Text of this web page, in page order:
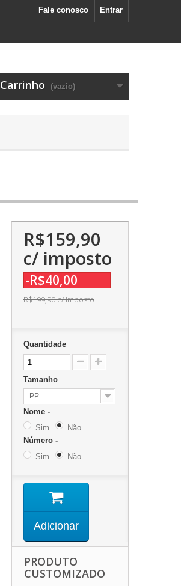
Entrar
Fale conosco
Carrinho (vazio)
R$159,90
c/ imposto
-R$40,00
R$199,90c/ imposto
Quantidade
Tamanho
PP
Nome -
Sim
Não
Número -
Sim
Não
Adicionar
PRODUTO
CUSTOMIZADO